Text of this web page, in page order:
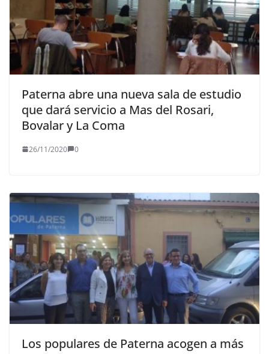
Paterna abre una nueva sala de estudio
que dará servicio a Mas del Rosari,
Bovalar y La Coma
26/11/2020 0
Los populares de Paterna acogen a más